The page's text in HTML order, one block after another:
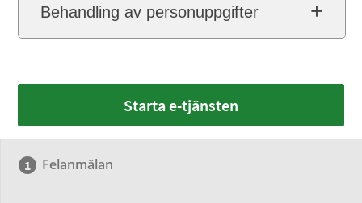
Behandling av personuppgifter
Starta e-tjänsten
Felanmälan